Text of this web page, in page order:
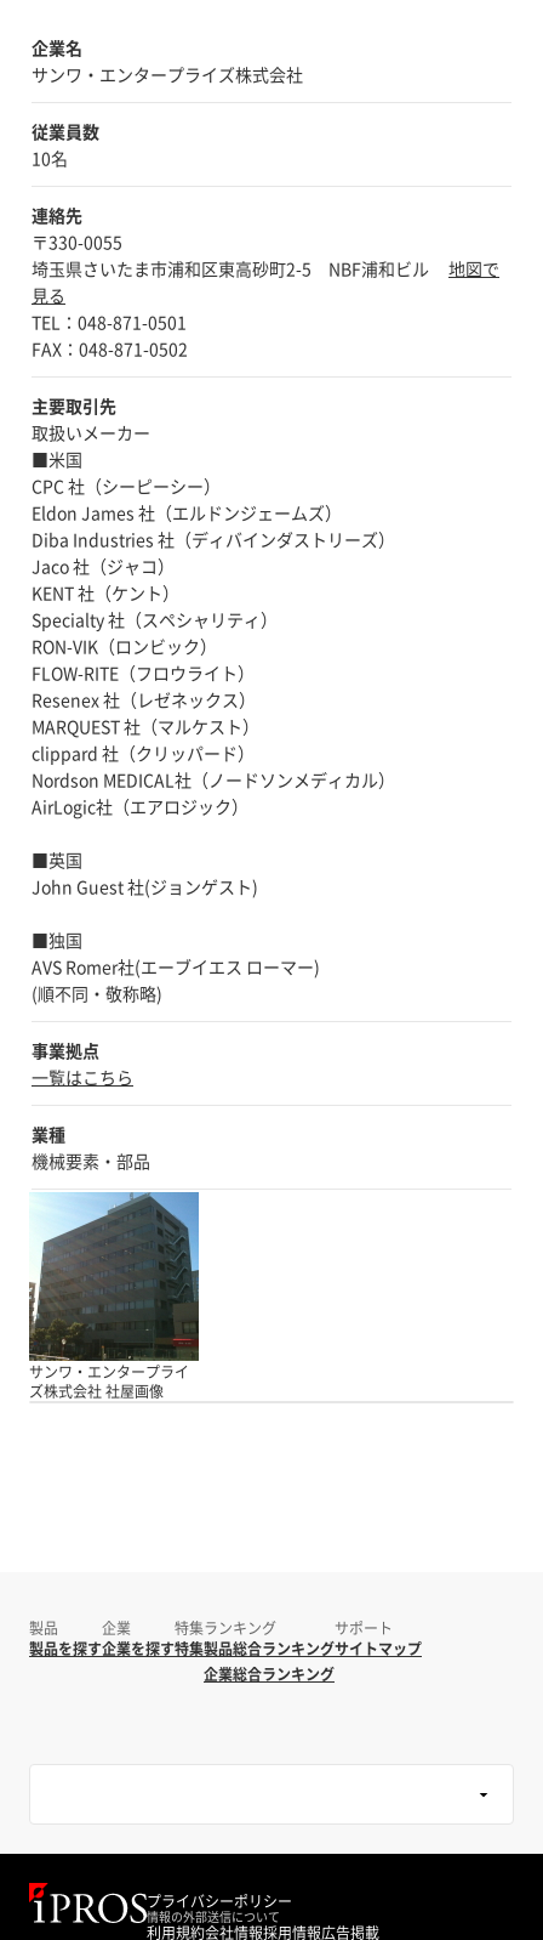
催します。配管部品の基礎から応用まで幅広く
ご理解いただけますので、ぜひご参加くださ
企業名
サンワ・エンタープライズ株式会社
従業員数
10名
連絡先
〒330-0055
埼玉県さいたま市浦和区東高砂町2-5 NBF浦和ビル
地図で
見る
TEL：048-871-0501
主要取引先
取扱いメーカー
■米国
CPC 社（シーピーシー）
Eldon James 社（エルドンジェームズ）
Diba Industries 社（ディバインダストリーズ）
Jaco 社（ジャコ）
KENT 社（ケント）
Specialty 社（スペシャリティ）
RON-VIK（ロンビック）
FLOW-RITE（フロウライト）
Resenex 社（レゼネックス）
MARQUEST 社（マルケスト）
clippard 社（クリッパード）
Nordson MEDICAL社（ノードソンメディカル）
AirLogic社（エアロジック）
■英国
John Guest 社(ジョンゲスト)
■独国
AVS Romer社(エーブイエス ローマー)
(順不同・敬称略)
事業拠点
一覧はこちら
業種
機械要素・部品
サンワ・エンタープライ
ズ株式会社 社屋画像
製品
製品を探す
企業
企業を探す
特集
特集
ランキング
製品総合ランキング
企業総合ランキング
サポート
サイトマップ
プライバシーポリシー
情報の外部送信について
利用規約会社情報採用情報広告掲載